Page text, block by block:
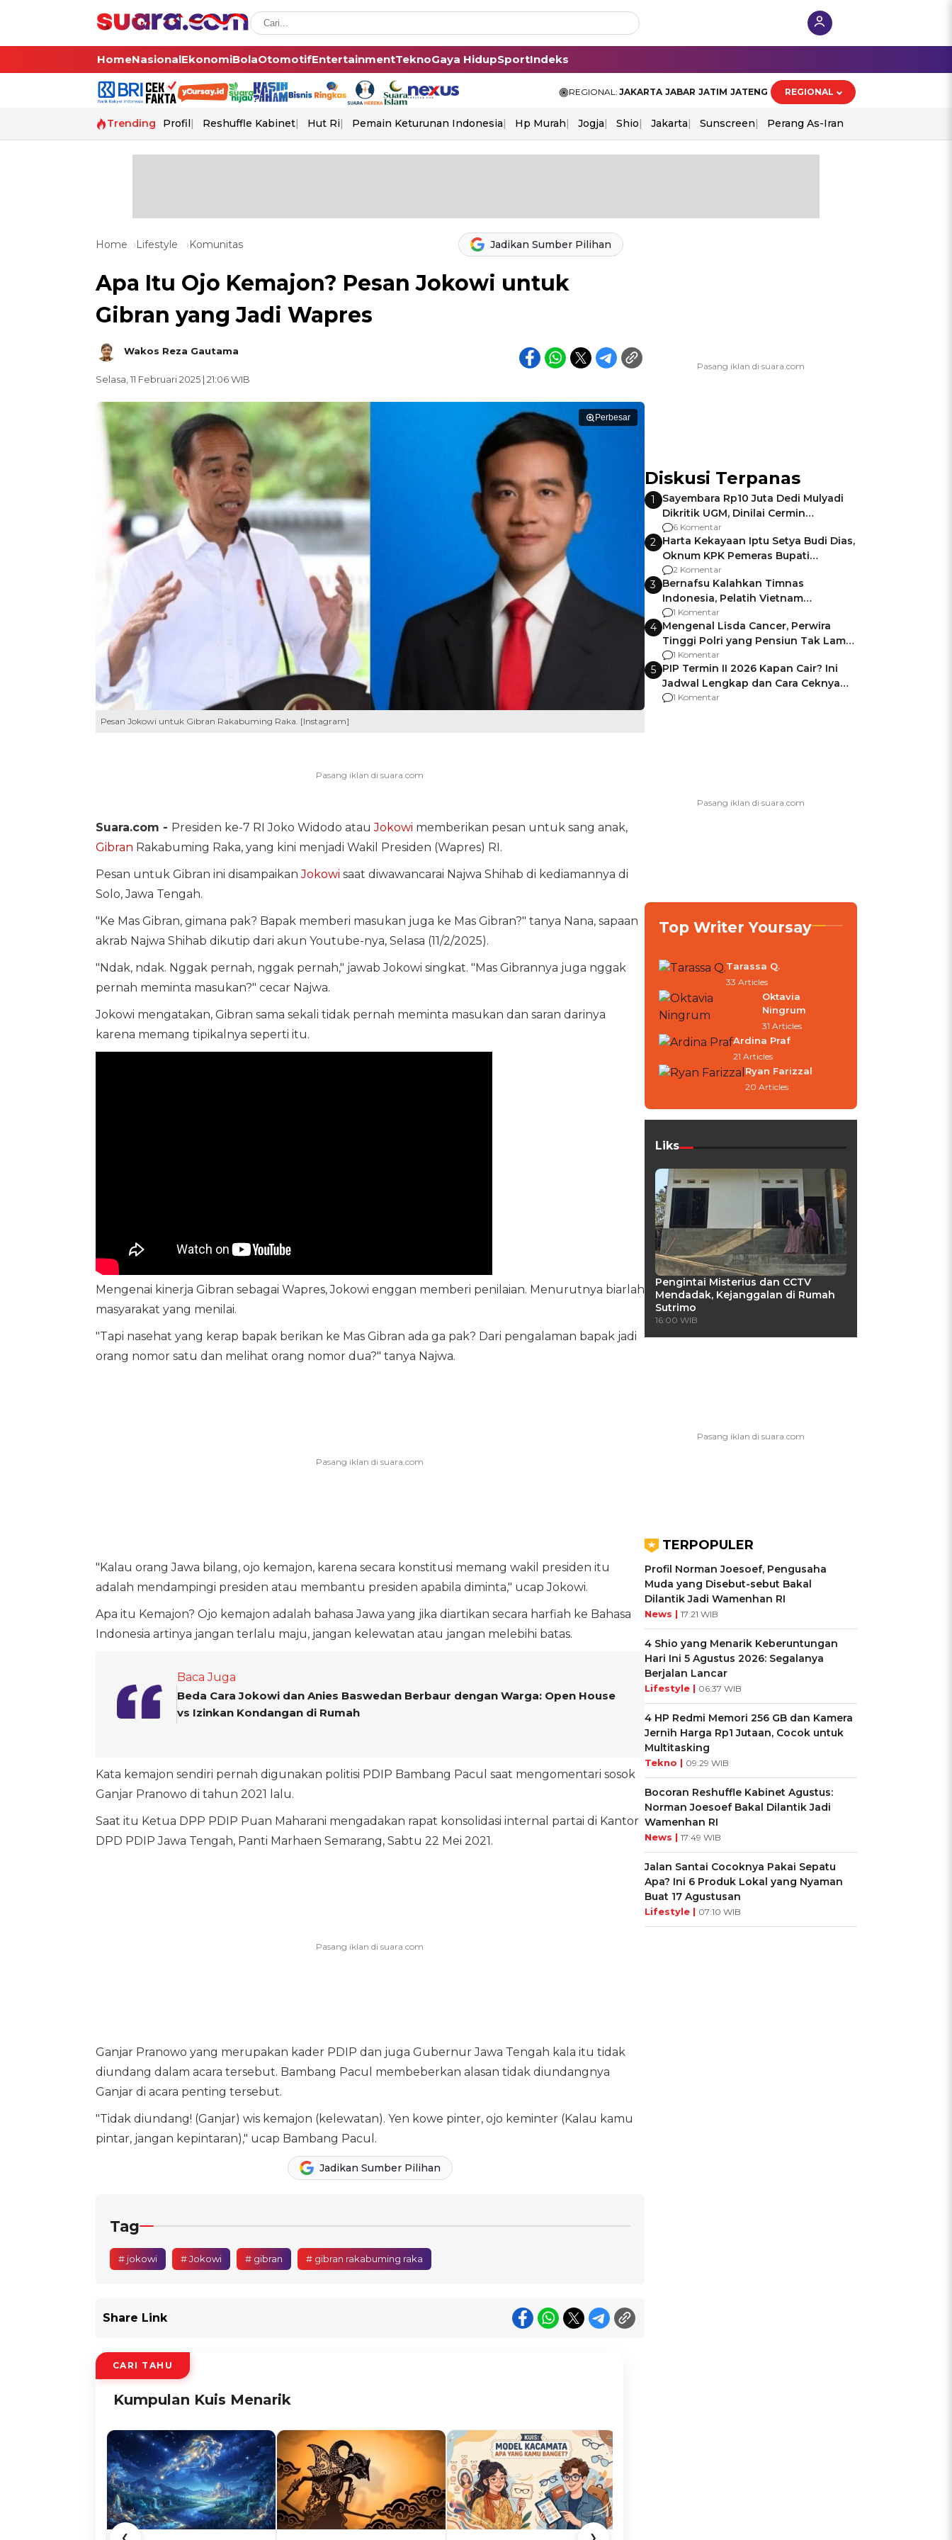
HomeNasionalEkonomiBolaOtomotifEntertainmentTeknoGaya HidupSportIndeks
REGIONAL: JAKARTA JABAR JATIM JATENG REGIONAL
Trending Profil Reshuffle Kabinet Hut Ri Pemain Keturunan Indonesia Hp Murah Jogja Shio Jakarta Sunscreen Perang As-Iran
Home Lifestyle Komunitas Jadikan Sumber Pilihan
Apa Itu Ojo Kemajon? Pesan Jokowi untuk
Gibran yang Jadi Wapres
Wakos Reza Gautama
Selasa, 11 Februari 2025 | 21:06 WIB
Perbesar
Pesan Jokowi untuk Gibran Rakabuming Raka. [Instagram]
Suara.com - Presiden ke-7 RI Joko Widodo atauJokowi memberikan pesan untuk sang anak,
Gibran Rakabuming Raka, yang kini menjadi Wakil Presiden (Wapres) RI.
Pesan untuk Gibran ini disampaikanJokowi saat diwawancarai Najwa Shihab di kediamannya di
Solo, Jawa Tengah.
"Ke Mas Gibran, gimana pak? Bapak memberi masukan juga ke Mas Gibran?" tanya Nana, sapaan
akrab Najwa Shihab dikutip dari akun Youtube-nya, Selasa (11/2/2025).
"Ndak, ndak. Nggak pernah, nggak pernah," jawab Jokowi singkat. "Mas Gibrannya juga nggak
pernah meminta masukan?" cecar Najwa.
Jokowi mengatakan, Gibran sama sekali tidak pernah meminta masukan dan saran darinya
karena memang tipikalnya seperti itu.
Mengenai kinerja Gibran sebagai Wapres, Jokowi enggan memberi penilaian. Menurutnya biarlah
masyarakat yang menilai.
"Tapi nasehat yang kerap bapak berikan ke Mas Gibran ada ga pak? Dari pengalaman bapak jadi
orang nomor satu dan melihat orang nomor dua?" tanya Najwa.
"Kalau orang Jawa bilang, ojo kemajon, karena secara konstitusi memang wakil presiden itu
adalah mendampingi presiden atau membantu presiden apabila diminta," ucap Jokowi.
Apa itu Kemajon? Ojo kemajon adalah bahasa Jawa yang jika diartikan secara harfiah ke Bahasa
Indonesia artinya jangan terlalu maju, jangan kelewatan atau jangan melebihi batas.
Baca Juga
Beda Cara Jokowi dan Anies Baswedan Berbaur dengan Warga: Open House
vs Izinkan Kondangan di Rumah
Kata kemajon sendiri pernah digunakan politisi PDIP Bambang Pacul saat mengomentari sosok
Ganjar Pranowo di tahun 2021 lalu.
Saat itu Ketua DPP PDIP Puan Maharani mengadakan rapat konsolidasi internal partai di Kantor
DPD PDIP Jawa Tengah, Panti Marhaen Semarang, Sabtu 22 Mei 2021.
Ganjar Pranowo yang merupakan kader PDIP dan juga Gubernur Jawa Tengah kala itu tidak
diundang dalam acara tersebut. Bambang Pacul membeberkan alasan tidak diundangnya
Ganjar di acara penting tersebut.
"Tidak diundang! (Ganjar) wis kemajon (kelewatan). Yen kowe pinter, ojo keminter (Kalau kamu
pintar, jangan kepintaran)," ucap Bambang Pacul.
Jadikan Sumber Pilihan
Tag
# jokowi # Jokowi # gibran # gibran rakabuming raka
Share Link
CARI TAHU
Kumpulan Kuis Menarik
❮ ❯
Diskusi Terpanas
1
Sayembara Rp10 Juta Dedi Mulyadi
Dikritik UGM, Dinilai Cermin
Gagalnya Negara Jamin Keamanan
6 Komentar
2 Harta Kekayaan Iptu Setya Budi Dias,
Oknum KPK Pemeras Bupati
Pemalang
2 Komentar
3 Bernafsu Kalahkan Timnas
Indonesia, Pelatih Vietnam
Berencana Pakai Jimat di Pakansari
1 Komentar
4 Mengenal Lisda Cancer, Perwira
Tinggi Polri yang Pensiun Tak Lama
Usai Jadi Brigjen
1 Komentar
5 PIP Termin II 2026 Kapan Cair? Ini
Jadwal Lengkap dan Cara Ceknya
agar Dana Tidak Hangus!
1 Komentar
Top Writer Yoursay
Tarassa Q.
33 Articles
Oktavia
Ningrum
31 Articles
Ardina Praf
21 Articles
Ryan Farizzal
20 Articles
Liks
Pengintai Misterius dan CCTV
Mendadak, Kejanggalan di Rumah
Sutrimo
16:00 WIB
TERPOPULER
Profil Norman Joesoef, Pengusaha
Muda yang Disebut-sebut Bakal
Dilantik Jadi Wamenhan RI
News | 17:21 WIB
4 Shio yang Menarik Keberuntungan
Hari Ini 5 Agustus 2026: Segalanya
Berjalan Lancar
Lifestyle | 06:37 WIB
4 HP Redmi Memori 256 GB dan Kamera
Jernih Harga Rp1 Jutaan, Cocok untuk
Multitasking
Tekno | 09:29 WIB
Bocoran Reshuffle Kabinet Agustus:
Norman Joesoef Bakal Dilantik Jadi
Wamenhan RI
News | 17:49 WIB
Jalan Santai Cocoknya Pakai Sepatu
Apa? Ini 6 Produk Lokal yang Nyaman
Buat 17 Agustusan
Lifestyle | 07:10 WIB